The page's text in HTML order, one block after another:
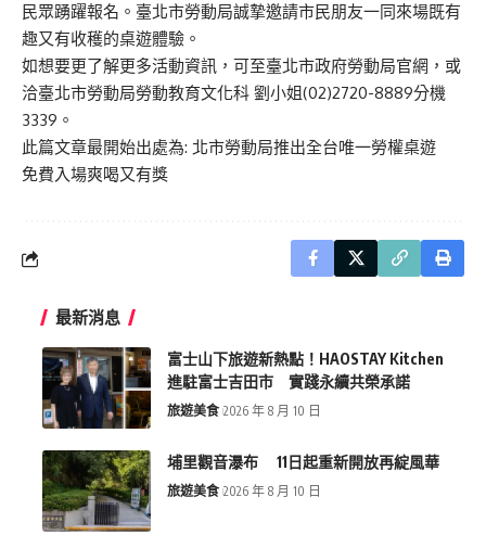
民眾踴躍報名。臺北市勞動局誠摯邀請市民朋友一同來場既有
趣又有收穫的桌遊體驗。
如想要更了解更多活動資訊，可至臺北市政府勞動局官網 ，或
洽臺北市勞動局勞動教育文化科 劉小姐(02)2720-8889分機
3339。
此篇文章最開始出處為: 北市勞動局推出全台唯一勞權桌遊
免費入場爽喝又有獎
最新消息
富士山下旅遊新熱點！HAOSTAY Kitchen
進駐富士吉田市 實踐永續共榮承諾
旅遊美食 2026 年 8 月 10 日
埔里觀音瀑布 11日起重新開放再綻風華
旅遊美食 2026 年 8 月 10 日